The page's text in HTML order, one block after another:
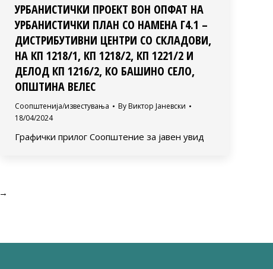
УРБАНИСТИЧКИ ПРОЕКТ ВОН ОПФАТ НА
УРБАНИСТИЧКИ ПЛАН СО НАМЕНА Г4.1 –
ДИСТРИБУТИВНИ ЦЕНТРИ СО СКЛАДОВИ,
НА КП 1218/1, КП 1218/2, КП 1221/2 И
ДЕЛОД КП 1216/2, КО БАШИНО СЕЛО,
ОПШТИНА ВЕЛЕС
Соопштенија/известувања By Виктор Јаневски
18/04/2024
Графички прилог Соопштение за јавен увид
→